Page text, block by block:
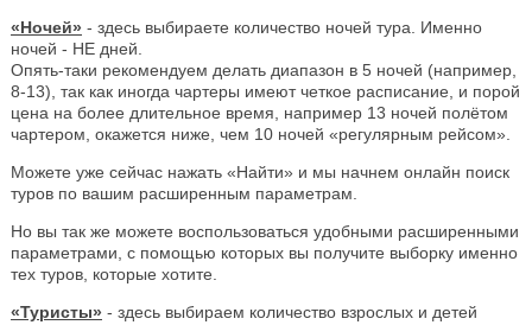
«Ночей» - здесь выбираете количество ночей тура. Именно
ночей - НЕ дней.
Опять-таки рекомендуем делать диапазон в 5 ночей (например,
8-13), так как иногда чартеры имеют четкое расписание, и порой
цена на более длительное время, например 13 ночей полётом
чартером, окажется ниже, чем 10 ночей «регулярным рейсом».
Можете уже сейчас нажать «Найти» и мы начнем онлайн поиск
туров по вашим расширенным параметрам.
Но вы так же можете воспользоваться удобными расширенными
параметрами, с помощью которых вы получите выборку именно
тех туров, которые хотите.
«Туристы» - здесь выбираем количество взрослых и детей